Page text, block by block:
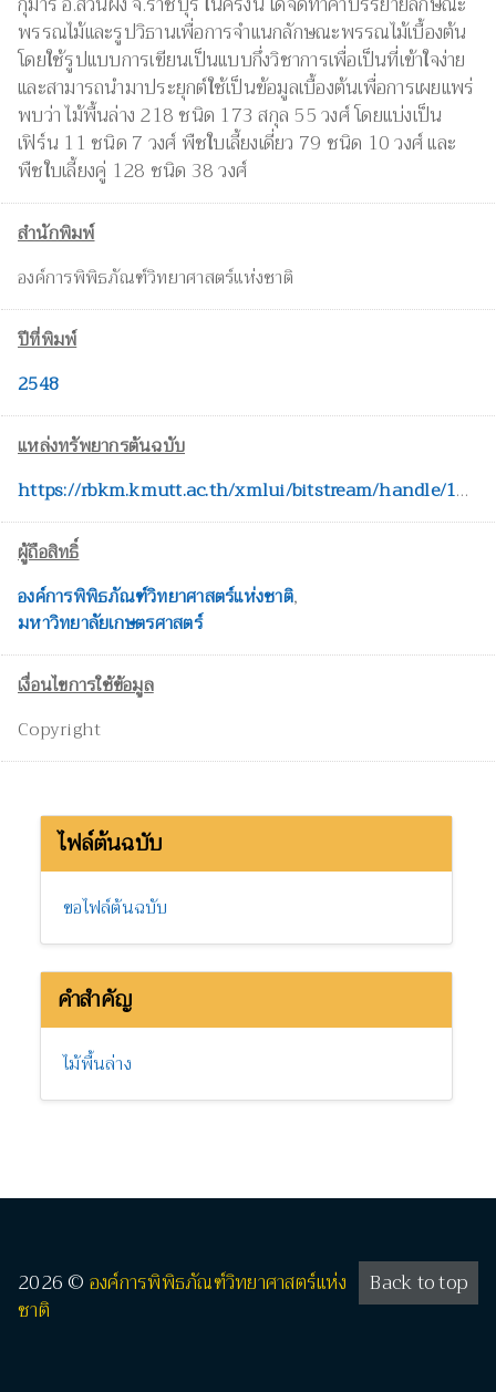
พรรณไม้และรูปวิธานเพื่อการจำแนกลักษณะพรรณไม้เบื้องต้น
โดยใช้รูปแบบการเขียนเป็นแบบกึ่งวิชาการเพื่อเป็นที่เข้าใจง่าย
และสามารถนำมาประยุกต์ใช้เป็นข้อมูลเบื้องต้นเพื่อการเผยแพร่
พบว่า ไม้พื้นล่าง 218 ชนิด 173 สกุล 55 วงศ์ โดยแบ่งเป็น
เฟิร์น 11 ชนิด 7 วงศ์ พืชใบเลี้ยงเดี่ยว 79 ชนิด 10 วงศ์ และ
พืชใบเลี้ยงคู่ 128 ชนิด 38 วงศ์
สำนักพิมพ์
องค์การพิพิธภัณฑ์วิทยาศาสตร์แห่งชาติ
ปีที่พิมพ์
2548
แหล่งทรัพยากรต้นฉบับ
https://rbkm.kmutt.ac.th/xmlui/bitstream/handle/123456789/1028/22%e0%b8%84%e0%b8%a7%e0%b8%b2%e0%b8%a1%e0%b8%ab%e0%b8%a5%e0%b8%b2%e0%b8%81%e0%b8%ab%e0%b8%a5%e0%b8%b2%e0%b8%a2%e0%b8%82%e0%b8%ad%e0%b8%87%e0%b8%9e%e0%b8%a3%e0%b8%a3%e0%b8%93%e0%b9%84%e0%b8%a1%
ผู้ถือสิทธิ์
องค์การพิพิธภัณฑ์วิทยาศาสตร์แห่งชาติ,
มหาวิทยาลัยเกษตรศาสตร์
เงื่อนไขการใช้ข้อมูล
Copyright
ไฟล์ต้นฉบับ
ขอไฟล์ต้นฉบับ
คำสำคัญ
ไม้พื้นล่าง
Back to top
2026 © องค์การพิพิธภัณฑ์วิทยาศาสตร์แห่ง
ชาติ